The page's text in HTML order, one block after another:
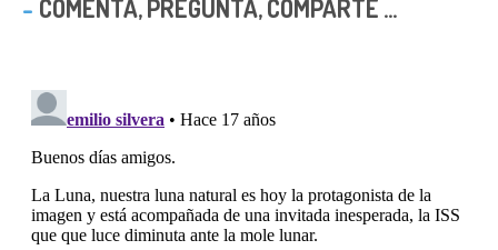
COMENTA, PREGUNTA, COMPARTE ...